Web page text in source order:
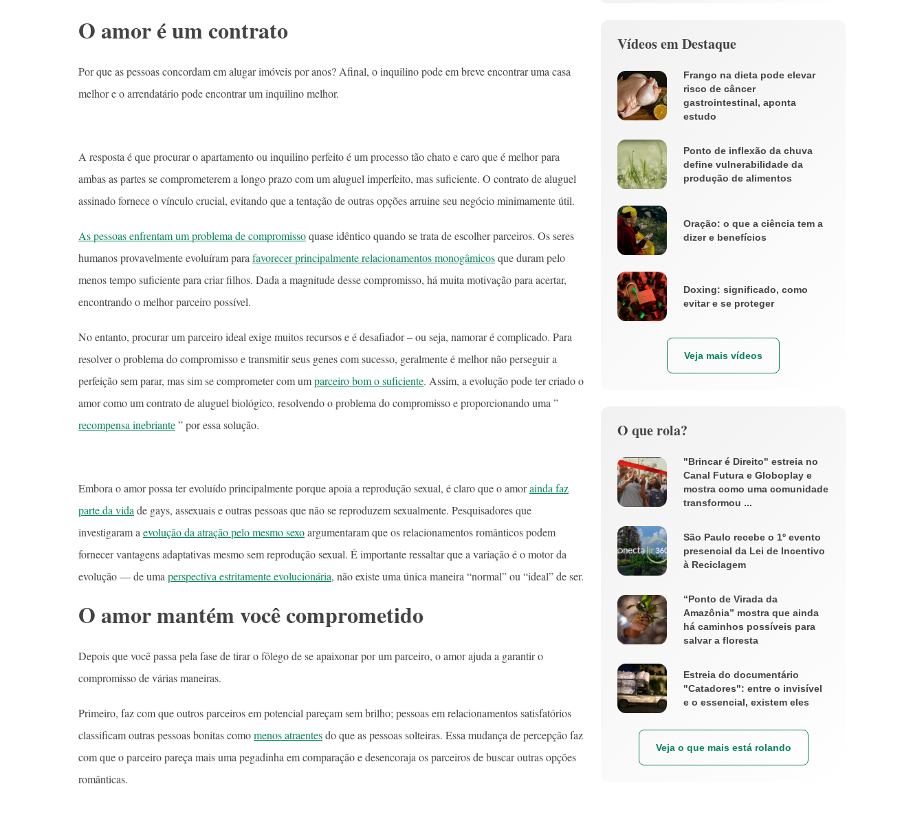
O amor é um contrato
Por que as pessoas concordam em alugar imóveis por anos? Afinal, o inquilino pode em breve encontrar uma casa
melhor e o arrendatário pode encontrar um inquilino melhor.
A resposta é que procurar o apartamento ou inquilino perfeito é um processo tão chato e caro que é melhor para
ambas as partes se comprometerem a longo prazo com um aluguel imperfeito, mas suficiente. O contrato de aluguel
assinado fornece o vínculo crucial, evitando que a tentação de outras opções arruine seu negócio minimamente útil.
As pessoas enfrentam um problema de compromissoquase idêntico quando se trata de escolher parceiros. Os seres
humanos provavelmente evoluíram parafavorecer principalmente relacionamentos monogâmicosque duram pelo
menos tempo suficiente para criar filhos. Dada a magnitude desse compromisso, há muita motivação para acertar,
encontrando o melhor parceiro possível.
No entanto, procurar um parceiro ideal exige muitos recursos e é desafiador – ou seja, namorar é complicado. Para
resolver o problema do compromisso e transmitir seus genes com sucesso, geralmente é melhor não perseguir a
perfeição sem parar, mas sim se comprometer com umparceiro bom o suficiente. Assim, a evolução pode ter criado o
amor como um contrato de aluguel biológico, resolvendo o problema do compromisso e proporcionando uma ”
recompensa inebriante” por essa solução.
Embora o amor possa ter evoluído principalmente porque apoia a reprodução sexual, é claro que o amorainda faz
parte da vidade gays, assexuais e outras pessoas que não se reproduzem sexualmente. Pesquisadores que
investigaram aevolução da atração pelo mesmo sexoargumentaram que os relacionamentos românticos podem
fornecer vantagens adaptativas mesmo sem reprodução sexual. É importante ressaltar que a variação é o motor da
evolução — de umaperspectiva estritamente evolucionária, não existe uma única maneira “normal” ou “ideal” de ser.
O amor mantém você comprometido
Depois que você passa pela fase de tirar o fôlego de se apaixonar por um parceiro, o amor ajuda a garantir o
compromisso de várias maneiras.
Primeiro, faz com que outros parceiros em potencial pareçam sem brilho; pessoas em relacionamentos satisfatórios
classificam outras pessoas bonitas comomenos atraentesdo que as pessoas solteiras. Essa mudança de percepção faz
com que o parceiro pareça mais uma pegadinha em comparação e desencoraja os parceiros de buscar outras opções
românticas.
Vídeos em Destaque
Frango na dieta pode elevar
risco de câncer
gastrointestinal, aponta
estudo
Ponto de inflexão da chuva
define vulnerabilidade da
produção de alimentos
Oração: o que a ciência tem a
dizer e benefícios
Doxing: significado, como
evitar e se proteger
Veja mais vídeos
O que rola?
"Brincar é Direito" estreia no
Canal Futura e Globoplay e
mostra como uma comunidade
transformou ...
São Paulo recebe o 1º evento
presencial da Lei de Incentivo
à Reciclagem
“Ponto de Virada da
Amazônia” mostra que ainda
há caminhos possíveis para
salvar a floresta
Estreia do documentário
"Catadores": entre o invisível
e o essencial, existem eles
Veja o que mais está rolando